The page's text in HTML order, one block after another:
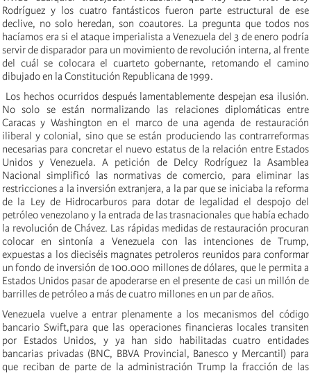
Rodríguez y los cuatro fantásticos fueron parte estructural de ese
declive, no solo heredan, son coautores. La pregunta que todos nos
hacíamos era si el ataque imperialista a Venezuela del 3 de enero podría
servir de disparador para un movimiento de revolución interna, al frente
del cuál se colocara el cuarteto gobernante, retomando el camino
dibujado en la Constitución Republicana de 1999.
Los hechos ocurridos después lamentablemente despejan esa ilusión.
No solo se están normalizando las relaciones diplomáticas entre
Caracas y Washington en el marco de una agenda de restauración
iliberal y colonial, sino que se están produciendo las contrarreformas
necesarias para concretar el nuevo estatus de la relación entre Estados
Unidos y Venezuela. A petición de Delcy Rodríguez la Asamblea
Nacional simplificó las normativas de comercio, para eliminar las
restricciones a la inversión extranjera, a la par que se iniciaba la reforma
de la Ley de Hidrocarburos para dotar de legalidad el despojo del
petróleo venezolano y la entrada de las trasnacionales que había echado
la revolución de Chávez. Las rápidas medidas de restauración procuran
colocar en sintonía a Venezuela con las intenciones de Trump,
expuestas a los dieciséis magnates petroleros reunidos para conformar
un fondo de inversión de 100.000 millones de dólares, que le permita a
Estados Unidos pasar de apoderarse en el presente de casi un millón de
barrilles de petróleo a más de cuatro millones en un par de años.
Venezuela vuelve a entrar plenamente a los mecanismos del código
bancario Swift,para que las operaciones financieras locales transiten
por Estados Unidos, y ya han sido habilitadas cuatro entidades
bancarias privadas (BNC, BBVA Provincial, Banesco y Mercantil) para
que reciban de parte de la administración Trump la fracción de las